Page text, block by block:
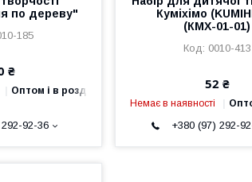
по дереву"
185
₴
Оптом і в роздріб
92-36
Куміхімо
(КМХ-01-01)
0010-413
52 ₴
Немає в наявності
+380 (97) 292-